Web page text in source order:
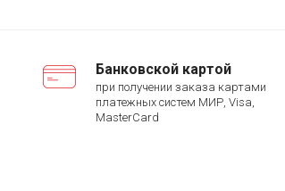
Банковской картой
при получении заказа картами
платежных систем МИР, Visa,
MasterCard